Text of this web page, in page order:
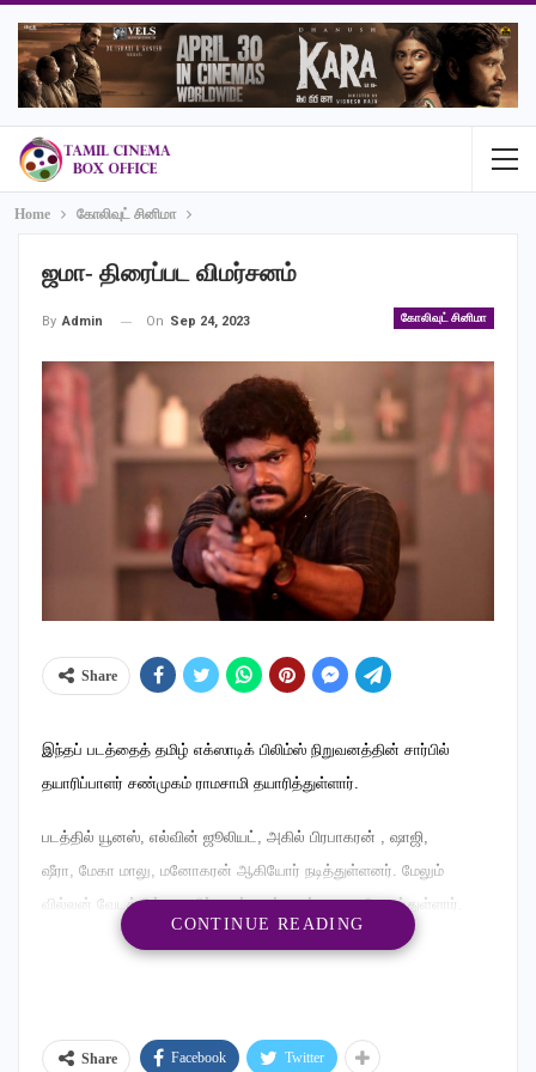
Home கோலிவுட் சினிமா
ஜமா- திரைப்பட விமர்சனம்
கோலிவுட் சினிமா
By Admin On Sep 24, 2023
Share
இந்தப் படத்தைத் தமிழ் எக்ஸாடிக் பிலிம்ஸ் நிறுவனத்தின் சார்பில்
தயாரிப்பாளர் சண்முகம் ராமசாமி தயாரித்துள்ளார்.
படத்தில் யூனஸ், எல்வின் ஜூலியட், அகில் பிரபாகரன் , ஷாஜி,
ஷீரா, மேகா மாலு, மனோகரன் ஆகியோர் நடித்துள்ளனர். மேலும்
வில்லன் வேடத்தில் தயாரிப்பாளர் சண்முகம் ராமசாமி நடித்துள்ளார்.
சஸ்பென்ஸ், திரில்லர் டைப்பில் இந்தப் படம் உருவாகியுள்ளது.
மரியாவும் அதே மருத்துவமனையில் சிகிச்சைக்காக சேர்கிறாள்.
CONTINUE READING
Share Facebook Twitter